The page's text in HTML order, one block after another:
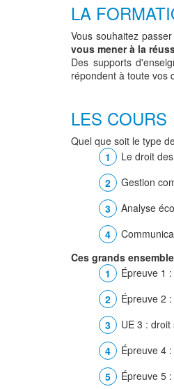
LA
Vous souhaitez
vous mener à la
Des supports
répondent à toute vos
LES COURS
Quel que soit le type
Le droit
Gestion
Analyse
Ces grands
Épreuve 1
Épreuve 2
UE 3 : droit
Épreuve 4
Épreuve 5